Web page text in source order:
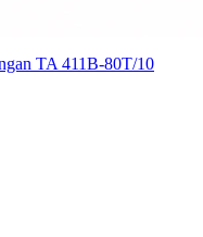
TA 411B-80T/10